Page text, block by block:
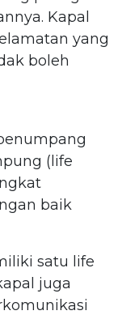
Kapal
yang
boleh
(life
baik
satu life
juga